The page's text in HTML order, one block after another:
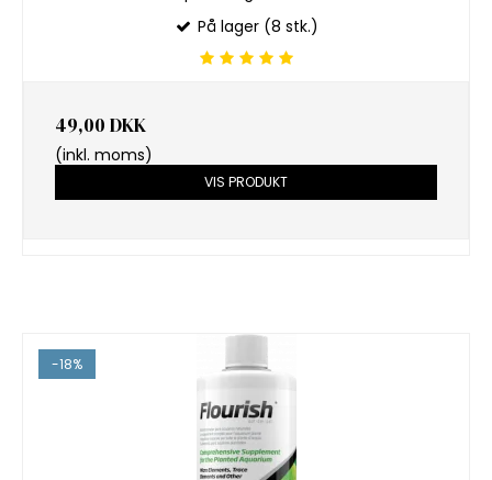
På lager (8 stk.)
49,00 DKK
(inkl. moms)
VIS PRODUKT
-18%